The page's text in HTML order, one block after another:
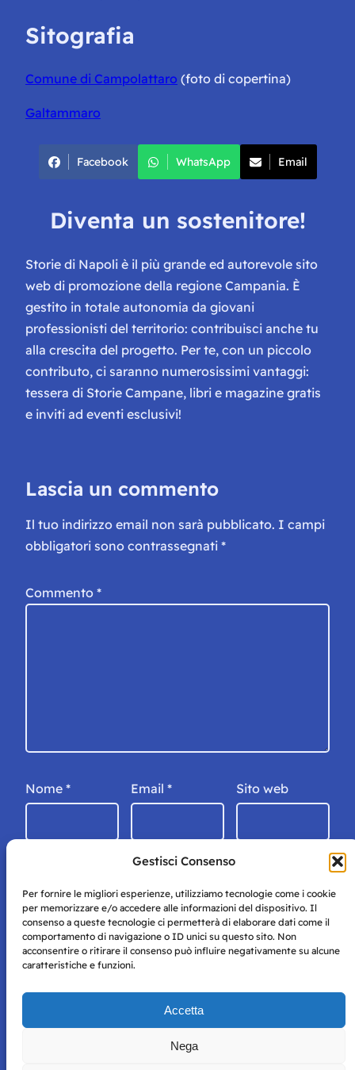
Gestisci Consenso
Per fornire le migliori esperienze, utilizziamo tecnologie come i cookie
per memorizzare e/o accedere alle informazioni del dispositivo. Il
consenso a queste tecnologie ci permetterà di elaborare dati come il
comportamento di navigazione o ID unici su questo sito. Non
acconsentire o ritirare il consenso può influire negativamente su alcune
caratteristiche e funzioni.
Accetta
Nega
Sitografia
Comune di Campolattaro (foto di copertina)
Galtammaro
Facebook WhatsApp Email
Diventa un sostenitore!
Storie di Napoli è il più grande ed autorevole sito
web di promozione della regione Campania. È
gestito in totale autonomia da giovani
professionisti del territorio: contribuisci anche tu
alla crescita del progetto. Per te, con un piccolo
contributo, ci saranno numerosissimi vantaggi:
tessera di Storie Campane, libri e magazine gratis
e inviti ad eventi esclusivi!
Lascia un commento
Il tuo indirizzo email non sarà pubblicato. I campi
obbligatori sono contrassegnati *
Commento *
Nome * Email * Sito web
Storie di Napoli è una testata registrata presso il tribunale di
per mero scopo didattico e informativo.